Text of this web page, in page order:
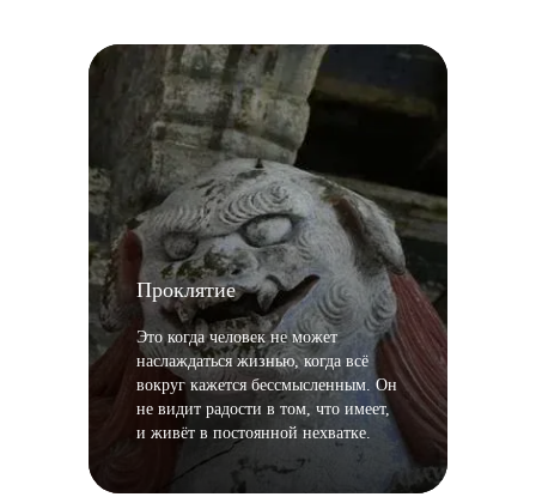
Проклятие
Это когда человек не может
наслаждаться жизнью, когда всё
вокруг кажется бессмысленным. Он
не видит радости в том, что имеет,
и живёт в постоянной нехватке.